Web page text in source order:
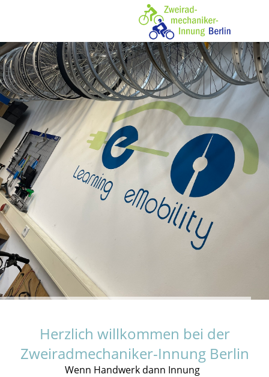
Herzlich willkommen bei der
Zweiradmechaniker-Innung Berlin
Wenn Handwerk dann Innung